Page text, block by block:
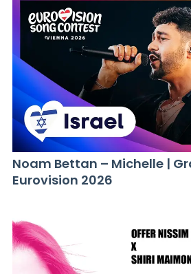
Noam Bettan – Michelle |
Eurovision 2026